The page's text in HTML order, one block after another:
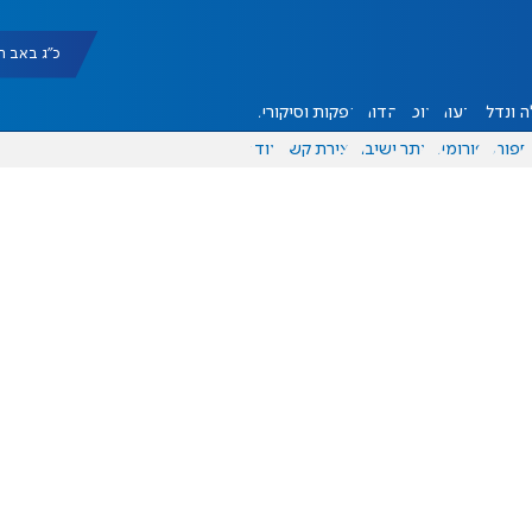
כ"ג באב תשפ"ו
ונדל"ן דעות אוכל יהדות הפקות וסיקורים
ספורט פורומים אתר ישיבה יצירת קשר עוד